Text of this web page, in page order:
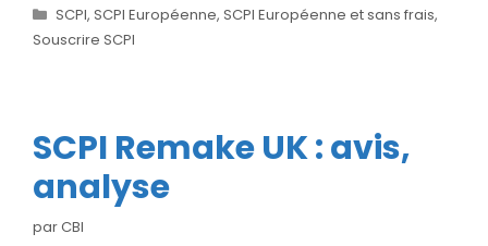
Catégories
SCPI, SCPI Européenne, SCPI Européenne et sans frais,
Souscrire SCPI
SCPI Remake UK : avis,
analyse
parCBI